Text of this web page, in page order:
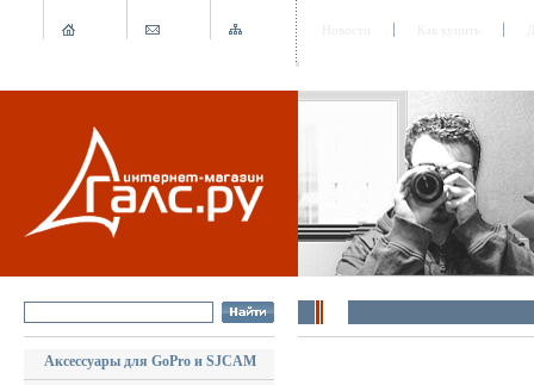
Аксессуары для GoPro и SJCAM